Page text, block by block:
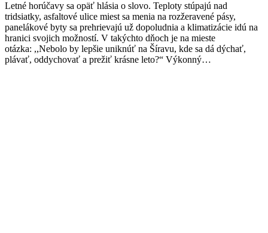
Letné horúčavy sa opäť hlásia o slovo. Teploty stúpajú nad
tridsiatky, asfaltové ulice miest sa menia na rozžeravené pásy,
panelákové byty sa prehrievajú už dopoludnia a klimatizácie idú na
hranici svojich možností. V takýchto dňoch je na mieste
otázka: ,,Nebolo by lepšie uniknúť na Šíravu, kde sa dá dýchať,
plávať, oddychovať a prežiť krásne leto?“ Výkonný…